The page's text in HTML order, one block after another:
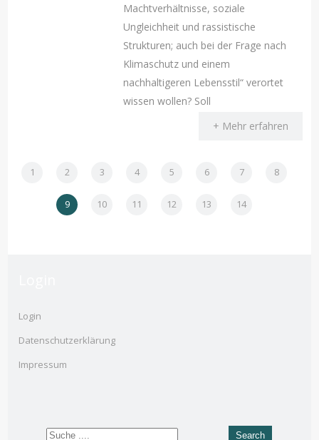
Machtverhältnisse, soziale
Ungleichheit und rassistische
Strukturen; auch bei der Frage nach
Klimaschutz und einem
nachhaltigeren Lebensstil“ verortet
wissen wollen? Soll
+ Mehr erfahren
1 2 3 4 5 6 7 8
9 10 11 12 13 14
Login
Datenschutzerklärung
Impressum